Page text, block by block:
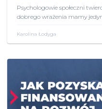
Psychologowie społeczni
dobrego wrażenia mamy
Karolina Łodyga